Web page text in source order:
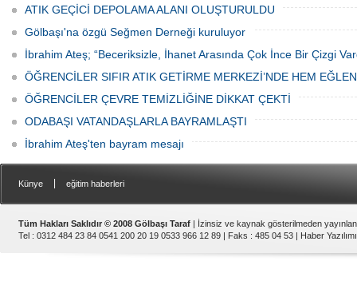
ATIK GEÇİCİ DEPOLAMA ALANI OLUŞTURULDU
Gölbaşı'na özgü Seğmen Derneği kuruluyor
İbrahim Ateş; “Beceriksizle, İhanet Arasında Çok İnce Bir Çizgi
ÖĞRENCİLER SIFIR ATIK GETİRME MERKEZİ’NDE HEM
ÖĞRENCİLER ÇEVRE TEMİZLİĞİNE DİKKAT ÇEKTİ
ODABAŞI VATANDAŞLARLA BAYRAMLAŞTI
İbrahim Ateş'ten bayram mesajı
Künye eğitim haberleri
Tüm Hakları Saklıdır © 2008 Gölbaşı Taraf | İzinsiz ve kaynak gösterilmeden
Tel : 0312 484 23 84 0541 200 20 19 0533 966 12 89 | Faks : 485 04 53 | Haber Yazılımı